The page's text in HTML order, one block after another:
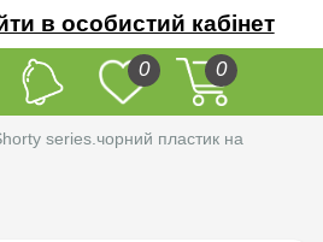
в особистий кабінет
0 0
series.чорний пластик на